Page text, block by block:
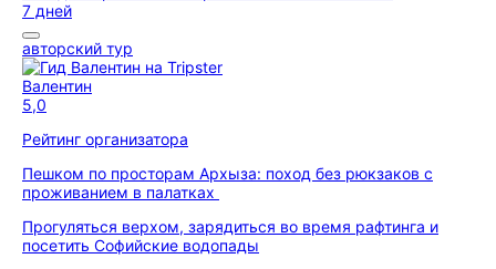
7 дней
авторский тур
Валентин
5,0
Рейтинг организатора
Пешком по просторам Архыза: поход без рюкзаков с
проживанием в палатках
Прогуляться верхом, зарядиться во время рафтинга и
посетить Софийские водопады